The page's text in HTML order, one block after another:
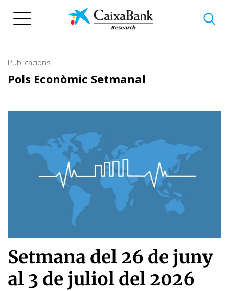
Publicacions
Pols Econòmic Setmanal
Setmana del 26 de juny
al 3 de juliol del 2026